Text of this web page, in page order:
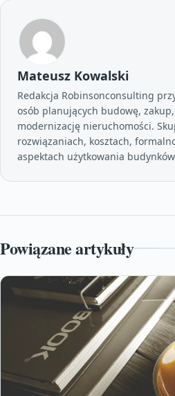
Mateusz Kowalski
Redakcja Robinsonconsulting
osób planujących budowę,
modernizację nieruchomości.
rozwiązaniach, kosztach,
aspektach użytkowania
Powiązane artykuły